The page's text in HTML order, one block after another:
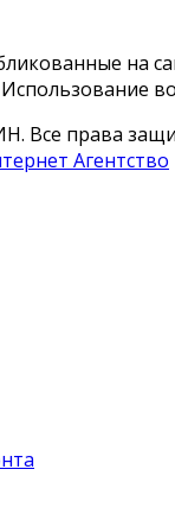
на
Все права
Агентство